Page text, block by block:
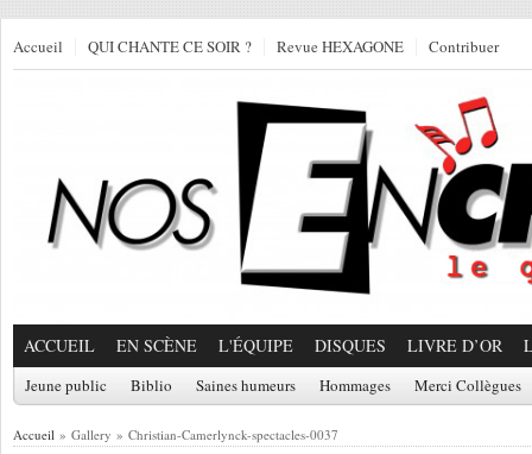
Accueil QUI CHANTE CE SOIR ? Revue HEXAGONE Contribuer
ACCUEIL EN SCÈNE L'ÉQUIPE DISQUES LIVRE D’OR
Jeune public Biblio Saines humeurs Hommages Merci Collègues
Accueil » Gallery » Christian-Camerlynck-spectacles-0037